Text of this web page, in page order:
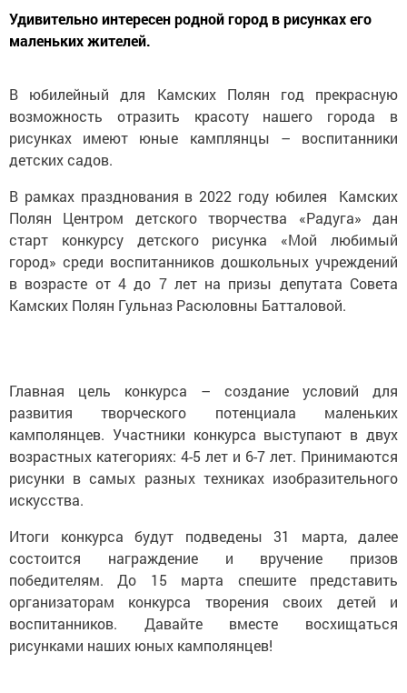
Удивительно интересен родной город в рисунках его
маленьких жителей.
В юбилейный для Камских Полян год прекрасную
возможность отразить красоту нашего города в
рисунках имеют юные камплянцы – воспитанники
детских садов.
В рамках празднования в 2022 году юбилея Камских
Полян Центром детского творчества «Радуга» дан
старт конкурсу детского рисунка «Мой любимый
город» среди воспитанников дошкольных учреждений
в возрасте от 4 до 7 лет на призы депутата Совета
Камских Полян Гульназ Расюловны Батталовой.
Главная цель конкурса – создание условий для
развития творческого потенциала маленьких
камполянцев. Участники конкурса выступают в двух
возрастных категориях: 4-5 лет и 6-7 лет. Принимаются
рисунки в самых разных техниках изобразительного
искусства.
Итоги конкурса будут подведены 31 марта, далее
состоится награждение и вручение призов
победителям. До 15 марта спешите представить
организаторам конкурса творения своих детей и
воспитанников. Давайте вместе восхищаться
рисунками наших юных камполянцев!